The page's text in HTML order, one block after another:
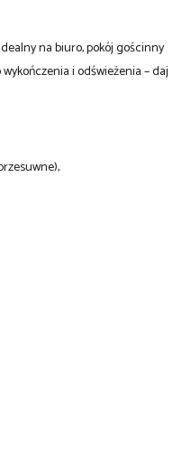
na biuro, pokój gościnny
i odświeżenia – daj